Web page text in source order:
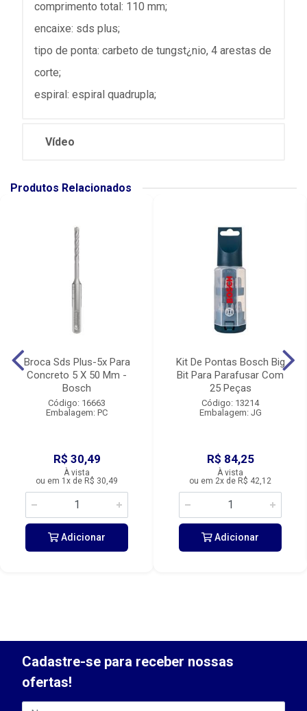
comprimento total: 110 mm;
encaixe: sds plus;
tipo de ponta: carbeto de tungst¿nio, 4 arestas de
corte;
espiral: espiral quadrupla;
Vídeo
Produtos Relacionados
Broca Sds Plus-5x Para
Concreto 5 X 50 Mm -
Bosch
Código: 16663
Embalagem: PC
R$ 30,49
À vista
ou em 1x de R$ 30,49
Adicionar
Kit De Pontas Bosch Big
Bit Para Parafusar Com
25 Peças
Código: 13214
Embalagem: JG
R$ 84,25
À vista
ou em 2x de R$ 42,12
Adicionar
Cadastre-se para receber nossas
ofertas!